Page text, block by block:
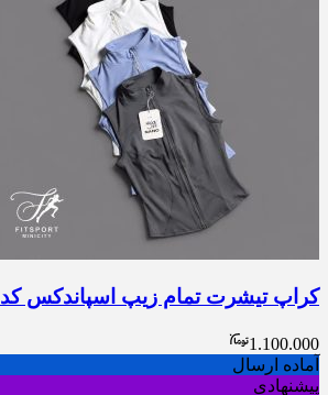
کراپ تیشرت تمام زیپ اسپاندکس کد 2514
1.100.000
آماده ارسال
پیشنهادی